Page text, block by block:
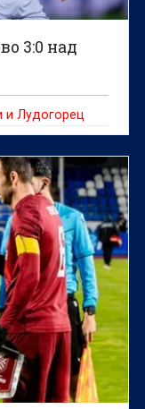
3:0 над
и Лудогорец